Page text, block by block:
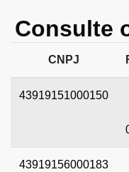
Consulte
CNPJ
43919151000150
43919156000183